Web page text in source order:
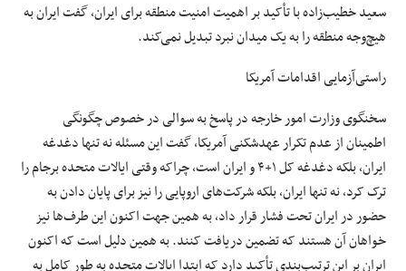
سعید خطیب‌زاده با تأکید بر اهمیت امنیت منطقه برای ایران، گفت ایران به
هیچ‌وجه منطقه را به یک میدان نبرد تبدیل نمی‌کند.
راستی‌آزمایی اقدامات آمریکا
سخنگوی وزارت امور خارجه در پاسخ به سوالی در خصوص چگونگی
اطمینان از عدم تکرار عهدشکنی آمریکا، گفت این مسئله نه تنها دغدغه
ایران، بلکه دغدغه کل ۱+۴ و ایران است، چراکه وقتی ایالات متحده برجام را
ترک کرد، نه تنها ایران، بلکه شرکت‌های اروپایی را نیز برای پایان دادن به
حضور در ایران تحت فشار قرار داد، به همین جهت اکنون این طرف‌ها نیز
خواهان آن هستند که تضمین دریافت کنند. به همین دلیل است که اکنون
ایران بر این ترتیب‌بندی تأکید دارد که ابتدا ایالات متحده به طور کامل به